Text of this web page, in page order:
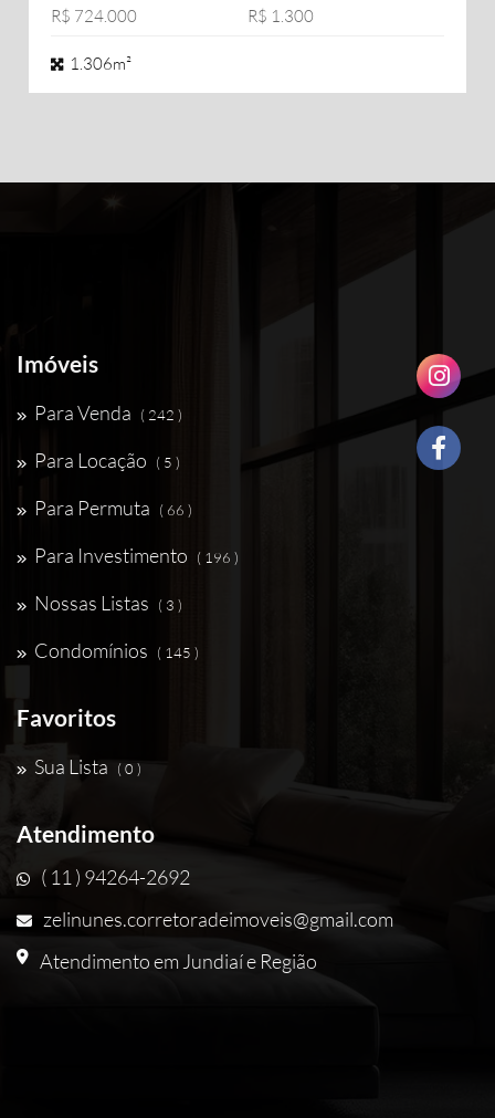
R$ 724.000 R$ 1.300
1.306m²
Imóveis
Para Venda ( 242 )
Para Locação ( 5 )
Para Permuta ( 66 )
Para Investimento ( 196 )
Nossas Listas ( 3 )
Condomínios ( 145 )
Favoritos
Sua Lista ( 0 )
Atendimento
( 11 ) 94264-2692
zelinunes.corretoradeimoveis@gmail.com
Atendimento em Jundiaí e Região